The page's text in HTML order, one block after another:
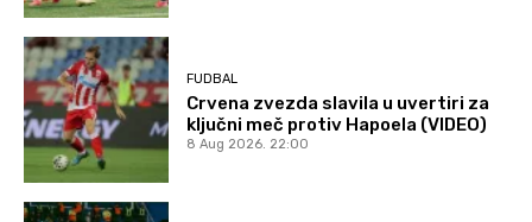
FUDBAL
Crvena zvezda slavila u uvertiri za
ključni meč protiv Hapoela (VIDEO)
8 Aug 2026. 22:00